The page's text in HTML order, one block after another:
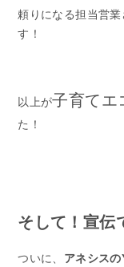
頼りになる担当営
す！
以上が子育てエ
た！
そして！宣伝
ついに、 アネシス